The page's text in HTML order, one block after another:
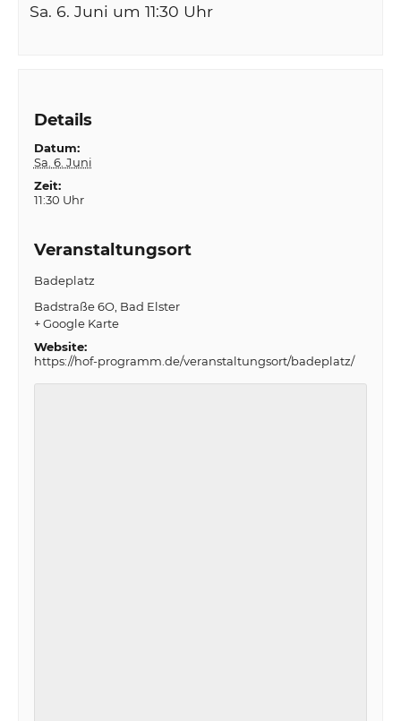
Sa. 6. Juni um 11:30 Uhr
Details
Datum:
Sa. 6. Juni
Zeit:
11:30 Uhr
Veranstaltungsort
Badeplatz
Badstraße 6O Bad Elster
+ Google Karte
Website:
https://hof-programm.de/veranstaltungsort/badeplatz/